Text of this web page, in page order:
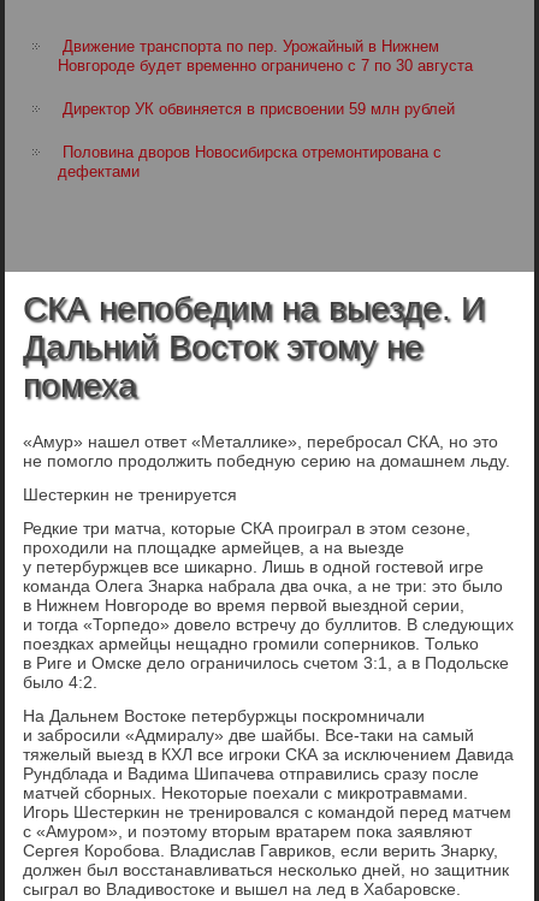
Движение транспорта по пер. Урожайный в Нижнем
Новгороде будет временно ограничено с 7 по 30 августа
Директор УК обвиняется в присвоении 59 млн рублей
Половина дворов Новосибирска отремонтирована с
дефектами
СКА непобедим на выезде. И
Дальний Восток этому не
помеха
«Амур» нашел ответ «Металлике», перебросал СКА, но это
не помогло продолжить победную серию на домашнем льду.
Шестеркин не тренируется
Редкие три матча, которые СКА проиграл в этом сезоне,
проходили на площадке армейцев, а на выезде
у петербуржцев все шикарно. Лишь в одной гостевой игре
команда Олега Знарка набрала два очка, а не три: это было
в Нижнем Новгороде во время первой выездной серии,
и тогда «Торпедо» довело встречу до буллитов. В следующих
поездках армейцы нещадно громили соперников. Только
в Риге и Омске дело ограничилось счетом 3:1, а в Подольске
было 4:2.
На Дальнем Востоке петербуржцы поскромничали
и забросили «Адмиралу» две шайбы. Все-таки на самый
тяжелый выезд в КХЛ все игроки СКА за исключением Давида
Рундблада и Вадима Шипачева отправились сразу после
матчей сборных. Некоторые поехали с микротравмами.
Игорь Шестеркин не тренировался с командой перед матчем
с «Амуром», и поэтому вторым вратарем пока заявляют
Сергея Коробова. Владислав Гавриков, если верить Знарку,
должен был восстанавливаться несколько дней, но защитник
сыграл во Владивостоке и вышел на лед в Хабаровске.